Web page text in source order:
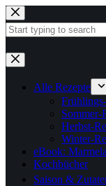
Zum
Inhalt
springen
Keine
Ergebnisse
Alle Rezepte
Sommer-
Herbst-
Winter-
eBook:
Kochbücher
Saison &